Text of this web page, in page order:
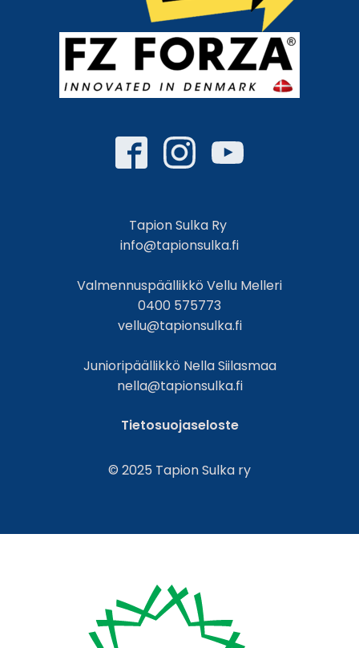
Tapion Sulka Ry
info@tapionsulka.fi
Valmennuspäällikkö Vellu Melleri
0400 575773
vellu@tapionsulka.fi
Junioripäällikkö Nella Siilasmaa
nella@tapionsulka.fi
Tietosuojaseloste
© 2025 Tapion Sulka ry